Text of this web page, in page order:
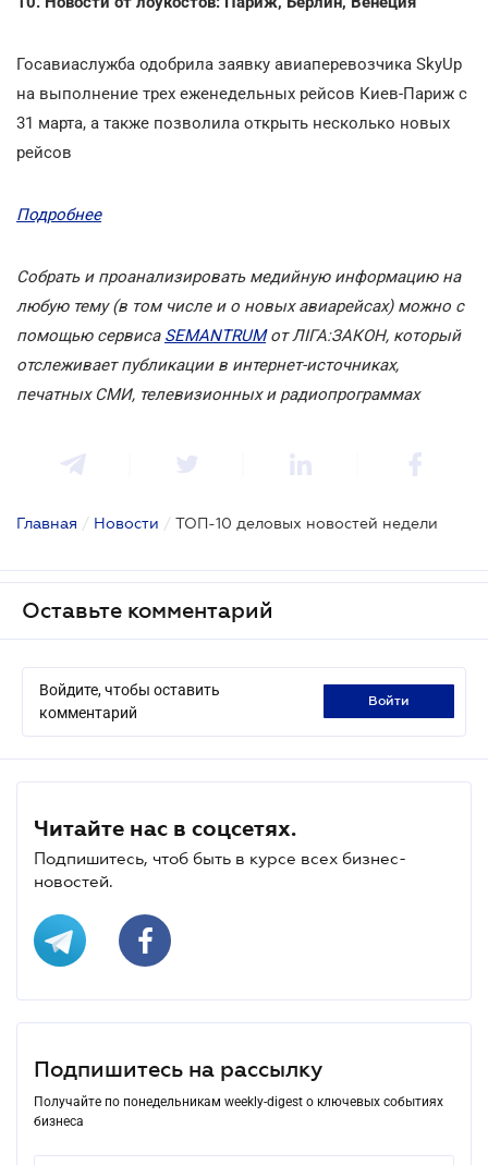
Госавиаслужба одобрила заявку авиаперевозчика SkyUp
на выполнение трех еженедельных рейсов Киев-Париж с
31 марта, а также позволила открыть несколько новых
рейсов
Подробнее
Собрать и проанализировать медийную информацию на
любую тему (в том числе и о новых авиарейсах) можно с
помощью сервиса SEMANTRUMот ЛІГА:ЗАКОН, который
отслеживает публикации в интернет-источниках,
печатных СМИ, телевизионных и радиопрограммах
Главная / Новости / ТОП-10 деловых новостей недели
Оставьте комментарий
Войдите, чтобы оставить
комментарий
войти
Читайте нас в соцсетях.
Подпишитесь, чтоб быть в курсе всех бизнес-
новостей.
Подпишитесь на рассылку
Получайте по понедельникам weekly-digest о ключевых событиях
бизнеса